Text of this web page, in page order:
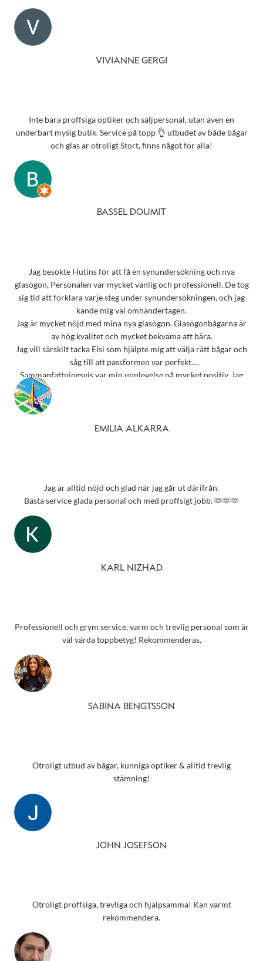
VIVIANNE GERGI
Inte bara proffsiga optiker och säljpersonal, utan även en
underbart mysig butik. Service på topp 👌 utbudet av både bågar
och glas är otroligt Stort, finns något för alla!
BASSEL DOUMIT
Jag besökte Hutins för att få en synundersökning och nya
glasögon, Personalen var mycket vänlig och professionell. De tog
sig tid att förklara varje steg under synundersökningen, och jag
kände mig väl omhändertagen.
Jag är mycket nöjd med mina nya glasögon. Glasögonbågarna är
av hög kvalitet och mycket bekväma att bära.
Jag vill särskilt tacka Elsi som hjälpte mig att välja rätt bågar och
såg till att passformen var perfekt.
Sammanfattningsvis var min upplevelse på mycket positiv. Jag
rekommenderar starkt detta ställe till alla som behöver
EMILIA ALKARRA
Jag är alltid nöjd och glad när jag går ut därifrån.
Bästa service glada personal och med proffsigt jobb. 🫶🫶🫶
KARL NIZHAD
Professionell och grym service, varm och trevlig personal som är
väl värda toppbetyg! Rekommenderas.
SABINA BENGTSSON
Otroligt utbud av bågar, kunniga optiker & alltid trevlig
stämning!
JOHN JOSEFSON
Otroligt proffsiga, trevliga och hjälpsamma! Kan varmt
rekommendera.